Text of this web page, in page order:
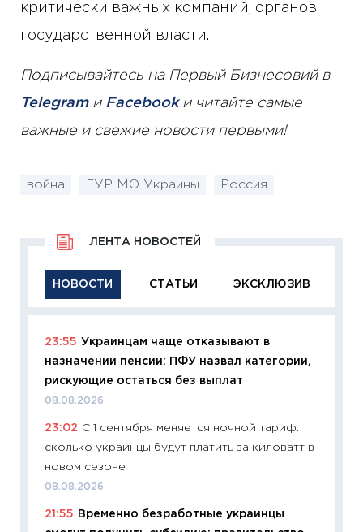
критически важных компаний, органов
государственной власти.
Подписывайтесь на Первый Бизнесовий в
Telegramи Facebookи читайте самые
важные и свежие новости первыми!
война ГУР МО Украины Россия
НОВОСТИ СТАТЬИ ЭКСКЛЮЗИВ
ЛЕНТА НОВОСТЕЙ
23:55 Украинцам чаще отказывают в
назначении пенсии: ПФУ назвал категории,
рискующие остаться без выплат
08.08.2026
23:02 С 1 сентября меняется ночной тариф:
сколько украинцы будут платить за киловатт в
новом сезоне
08.08.2026
21:55
Временно безработные украинцы